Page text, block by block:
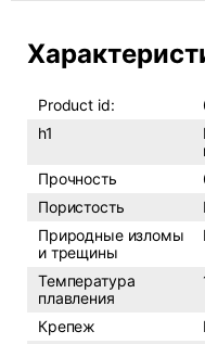
Product id:
h1
Прочность
Пористость
Природные изломы
и трещины
Температура
плавления
Крепеж